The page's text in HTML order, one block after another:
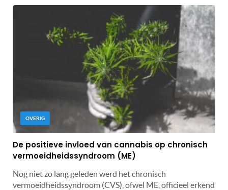
OVERIG
De positieve invloed van cannabis op chronisch
vermoeidheidssyndroom (ME)
Nog niet zo lang geleden werd het chronisch
vermoeidheidssyndroom (CVS), ofwel ME, officieel erkend